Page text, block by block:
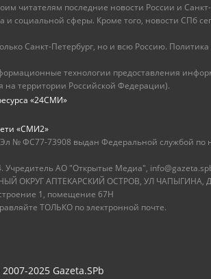
читателям последние новости России и
сферы. Кроме того, новости СПб
Санкт-Петербург, но и всю Россию.
технологии предоставления
на территории Российской Федерации).
«24СМИ»
«СМИ2»
№ ФС77-73908 выдан Федеральной службой по
Учредитель АО "Открытые Медиа",
ОКРУГ АПТЕКАРСКИЙ ОСТРОВ, УЛ ЧАПЫГИНА,
1, помещение 67Н
ТОЛЬКО по электронной почте.
2025 Gazeta.SPb